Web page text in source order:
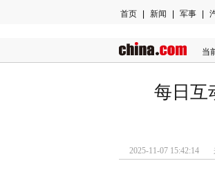
首页 新闻 军事
当
每日互
2025-11-07 15:42:14